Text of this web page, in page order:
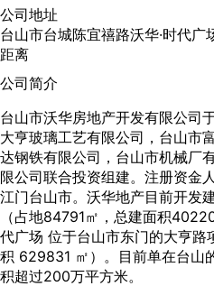
公司地址
台山市台城陈宜禧路沃华·时代广
距离
公司简介
台山市沃华房地产开发有限公司
大亨玻璃工艺有限公司，台山市
达钢铁有限公司，台山市机械厂
限公司联合投资组建。注册资金
江门台山市。沃华地产目前开发
（占地84791㎡，总建面积
代广场 位于台山市东门的大亨
积 629831 ㎡）。目前单在台山
积超过200万平方米。